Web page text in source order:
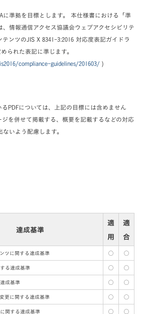
に準拠を目標とします。 本仕様書における「準
情報通信アクセス協議会ウェブアクセシビリテ
ンツのJIS X 8341-3:2016 対応度表記ガイドラ
られた表記に準じます。
compliance-guidelines/201603/ )
PDFについては、上記の目標には含めません
ジを併せて掲載する、概要を記載するなどの対応
いよう配慮します。
達成基準
適
用
適
合
ツに関する達成基準 ◯ ◯
る達成基準 ◯ ◯
成基準 ◯ ◯
更に関する達成基準 ◯ ◯
関する達成基準 ◯ ◯